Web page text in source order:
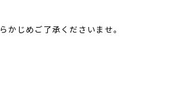
かじめご了承くださいませ。